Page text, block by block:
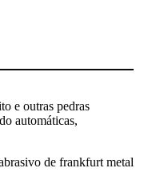
e outras pedras
automáticas,
de frankfurt metal